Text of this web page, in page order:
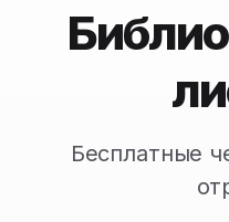
Бесплатные